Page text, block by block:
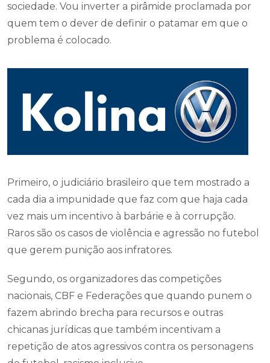
sociedade. Vou inverter a pirâmide proclamada por
quem tem o dever de definir o patamar em que o
problema é colocado.
Primeiro, o judiciário brasileiro que tem mostrado a
cada dia a impunidade que faz com que haja cada
vez mais um incentivo à barbárie e à corrupção.
Raros são os casos de violência e agressão no futebol
que gerem punição aos infratores.
Segundo, os organizadores das competições
nacionais, CBF e Federações que quando punem o
fazem abrindo brecha para recursos e outras
chicanas jurídicas que também incentivam a
repetição de atos agressivos contra os personagens